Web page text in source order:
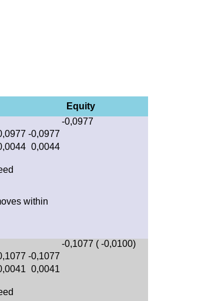
Equity
-0,0977
-0,0977
0,0044
within
-0,1077 ( -0,0100)
-0,1077
0,0041